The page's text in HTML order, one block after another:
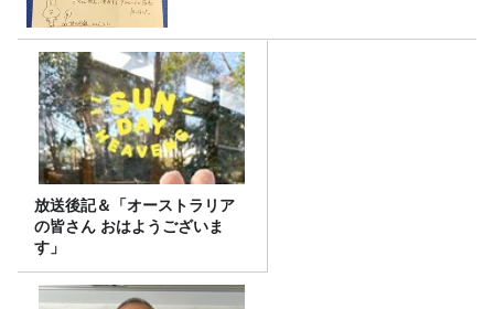
放送後記＆「オーストラリア
の皆さん おはようございま
す」